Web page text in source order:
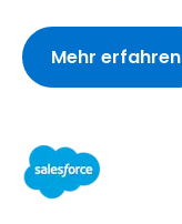
Mehr erfahren